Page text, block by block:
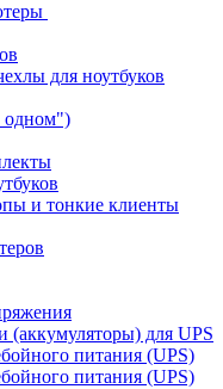
для ноутбуков
одном")
и тонкие клиенты
(аккумуляторы) для UPS
питания (UPS)
питания (UPS)